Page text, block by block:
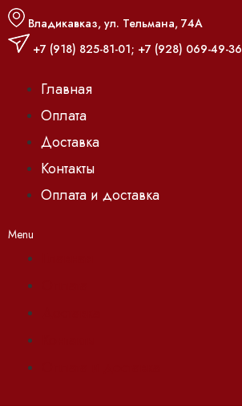
Владикавказ, ул. Тельмана, 74А
+7 (918) 825-81-01; +7 (928) 069-49-36
Главная
Оплата
Доставка
Контакты
Оплата и доставка
Menu